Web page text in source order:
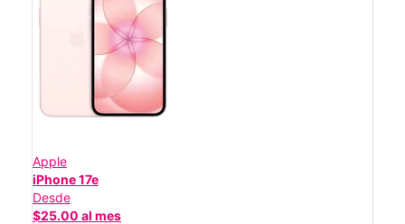
Apple
iPhone 17e
Desde
$25.00 al mes